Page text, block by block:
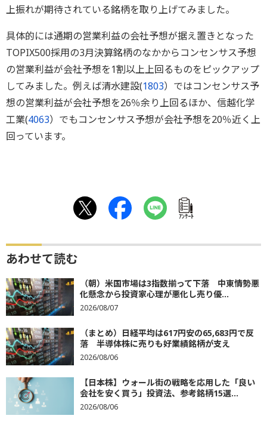
上振れが期待されている銘柄を取り上げてみました。
具体的には通期の営業利益の会社予想が据え置きとなった
TOPIX500採用の3月決算銘柄のなかからコンセンサス予想
の営業利益が会社予想を1割以上上回るものをピックアップ
してみました。例えば清水建設(1803）ではコンセンサス予
想の営業利益が会社予想を26％余り上回るほか、信越化学
工業(4063）でもコンセンサス予想が会社予想を20％近く上
回っています。
ｱﾝｹｰﾄ
あわせて読む
（朝）米国市場は3指数揃って下落 中東情勢悪
化懸念から投資家心理が悪化し売り優...
2026/08/07
（まとめ）日経平均は617円安の65,683円で反
落 半導体株に売りも好業績銘柄が支え
2026/08/06
【日本株】ウォール街の戦略を応用した「良い
会社を安く買う」投資法、参考銘柄15選...
2026/08/06